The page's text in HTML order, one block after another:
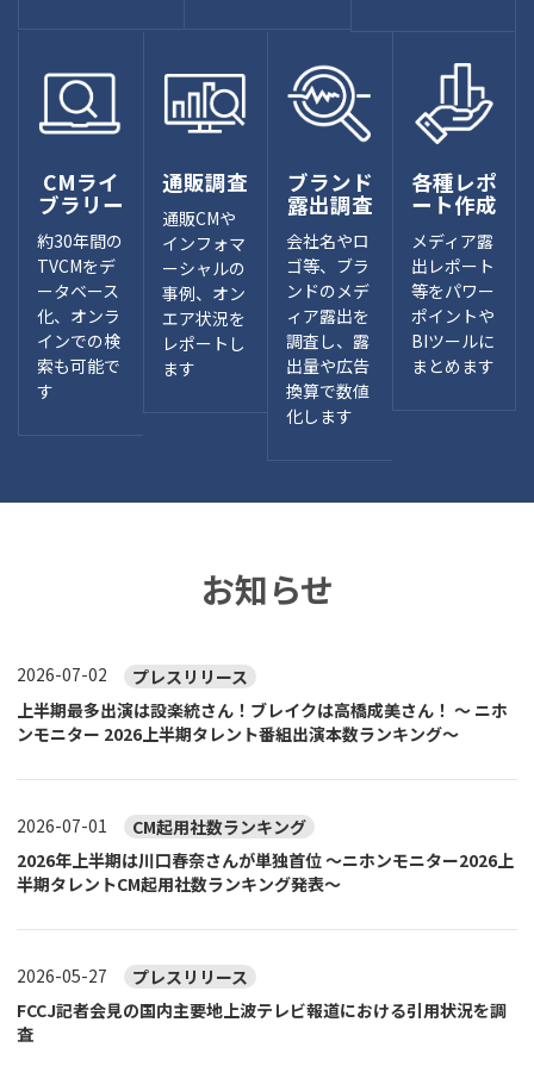
CMライ
ブラリー
約30年間の
TVCMをデ
ータベース
化、オンラ
インでの検
索も可能で
す
通販調査
通販CMや
インフォマ
ーシャルの
事例、オン
エア状況を
レポートし
ます
ブランド
露出調査
会社名やロ
ゴ等、ブラ
ンドのメデ
ィア露出を
調査し、露
出量や広告
換算で数値
化します
各種レポ
ート作成
メディア露
出レポート
等をパワー
ポイントや
BIツールに
まとめます
お知らせ
2026-07-02
プレスリリース
上半期最多出演は設楽統さん！ブレイクは高橋成美さん！ ～ ニホ
ンモニター 2026上半期タレント番組出演本数ランキング～
2026-07-01
CM起用社数ランキング
2026年上半期は川口春奈さんが単独首位 ～ニホンモニター2026上
半期タレントCM起用社数ランキング発表～
2026-05-27
プレスリリース
FCCJ記者会見の国内主要地上波テレビ報道における引用状況を調
査